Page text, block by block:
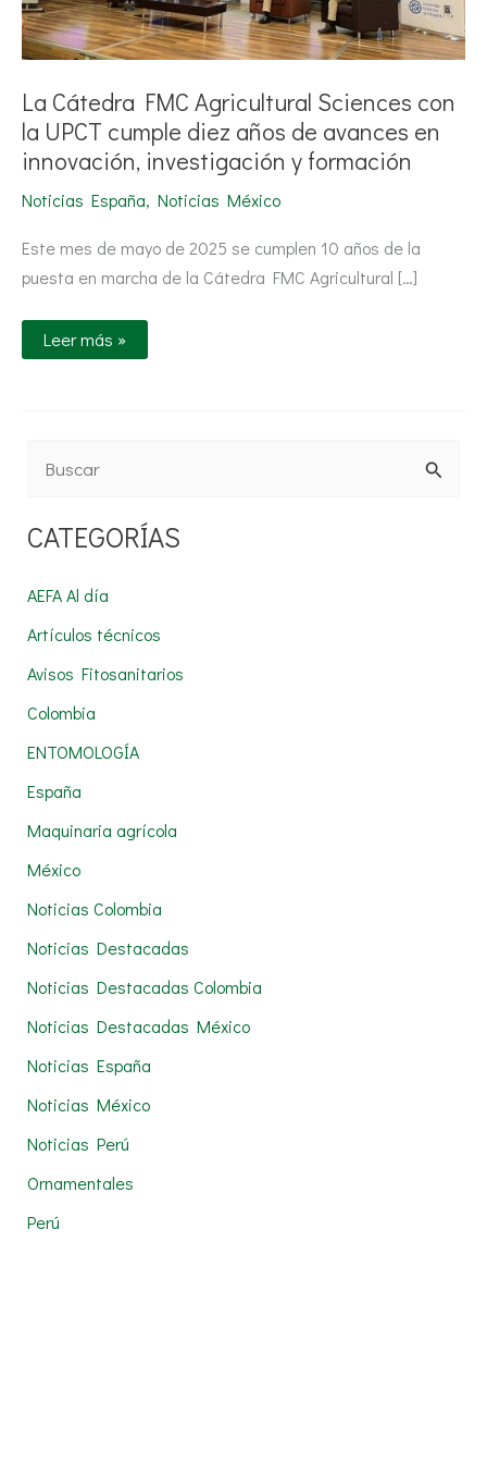
La Cátedra FMC Agricultural Sciences con
la UPCT cumple diez años de avances en
innovación, investigación y formación
Noticias España, Noticias México
Este mes de mayo de 2025 se cumplen 10 años de la
puesta en marcha de la Cátedra FMC Agricultural […]
de
avances
en
innovación,
y
formación
Leer más »
s
r
p
o
r
:
CATEGORÍAS
AEFA Al día
Artículos técnicos
Avisos Fitosanitarios
Colombia
ENTOMOLOGÍA
España
Maquinaria agrícola
México
Noticias Colombia
Noticias Destacadas
Noticias Destacadas Colombia
Noticias Destacadas México
Noticias España
Noticias México
Noticias Perú
Ornamentales
Perú